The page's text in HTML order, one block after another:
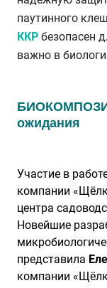
паутинного
ККР безопасен
важно в
ожидания
Участие в
компании
центра
Новейшие
представила
компании